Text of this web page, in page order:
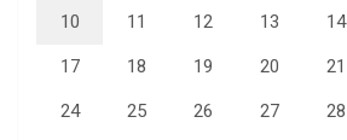
10 11 12 13 14
17 18 19 20 21
24 25 26 27 28